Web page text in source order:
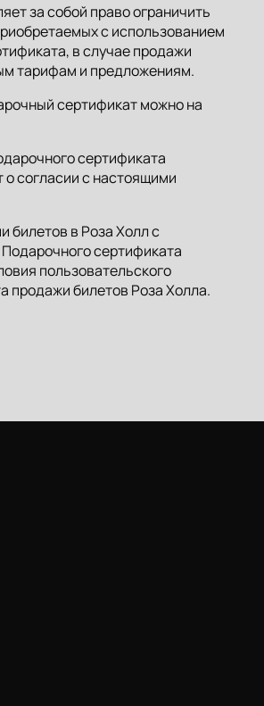
за собой право ограничить
с использованием
в случае продажи
тарифам и предложениям.
сертификат можно на
сертификата
о согласии с настоящими
билетов в Роза Холл с
сертификата
пользовательского
продажи билетов Роза Холла.